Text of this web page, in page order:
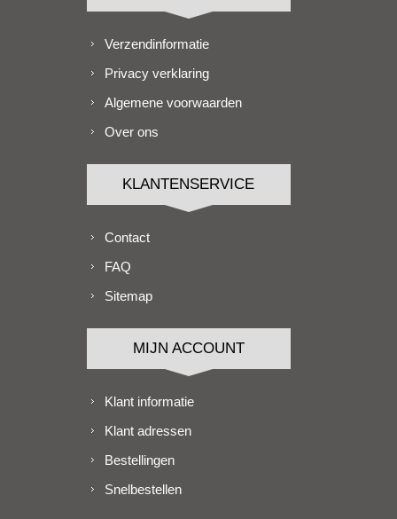
Verzendinformatie
Privacy verklaring
Algemene voorwaarden
Over ons
KLANTENSERVICE
Contact
FAQ
Sitemap
MIJN ACCOUNT
Klant informatie
Klant adressen
Bestellingen
Snelbestellen